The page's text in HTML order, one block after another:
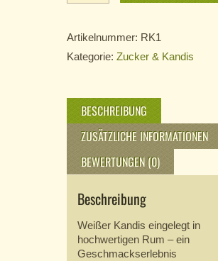
Artikelnummer: RK1
Kategorie: Zucker & Kandis
BESCHREIBUNG
ZUSÄTZLICHE INFORMATIONEN
BEWERTUNGEN (0)
Beschreibung
Weißer Kandis eingelegt in
hochwertigen Rum – ein
Geschmackserlebnis